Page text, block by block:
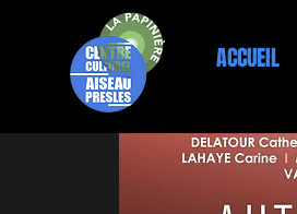
ACCUEIL